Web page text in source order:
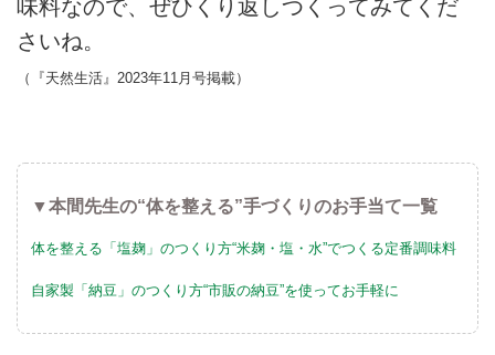
味料なので、ぜひくり返しつくってみてくだ
さいね。
（『天然生活』2023年11月号掲載）
▼本間先生の“体を整える”手づくりのお手当て一覧
体を整える「塩麹」のつくり方“米麹・塩・水”でつくる定番調味料
自家製「納豆」のつくり方“市販の納豆”を使ってお手軽に